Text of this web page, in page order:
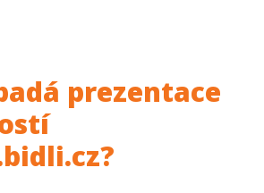
prezentace